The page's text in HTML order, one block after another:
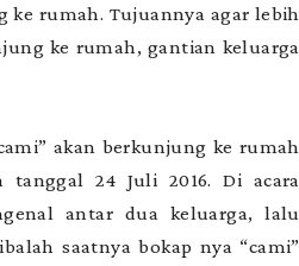
ke rumah. Tujuannya agar lebih
ke rumah, gantian keluarga
akan berkunjung ke rumah
24 Juli 2016. Di acara
antar dua keluarga, lalu
saatnya bokap nya “cami”